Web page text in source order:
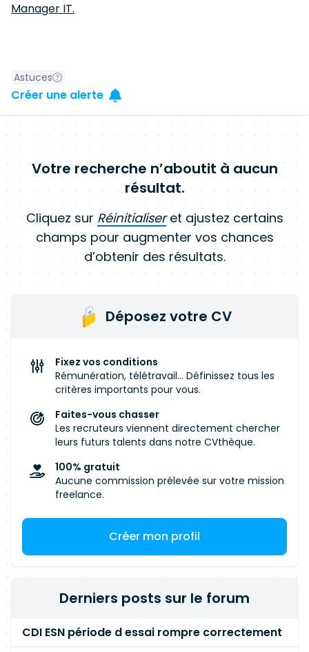
Manager IT.
Astuces
Créer une alerte
Votre recherche n’aboutit à aucun
résultat.
Cliquez sur Réinitialiseret ajustez certains
champs pour augmenter vos chances
d’obtenir des résultats.
Déposez votre CV
Fixez vos conditions
Rémunération, télétravail... Définissez tous les
critères importants pour vous.
Faites-vous chasser
Les recruteurs viennent directement chercher
leurs futurs talents dans notre CVthèque.
100% gratuit
Aucune commission prélevée sur votre mission
freelance.
Créer mon profil
Derniers posts sur le forum
CDI ESN période d essai rompre correctement